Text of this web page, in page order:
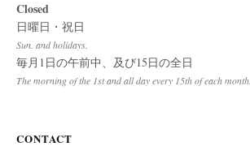
Closed
日曜日・祝日
Sun. and holidays.
毎月1日の午前中、及び15日の全日
The morning of the 1st and all day every 15th of each month.
CONTACT